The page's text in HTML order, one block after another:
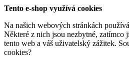
Tento e-shop využívá cookies
Na našich webových stránkách
Některé z nich jsou nezbytné, zatímco
tento web a váš uživatelský zážitek.
cookies?